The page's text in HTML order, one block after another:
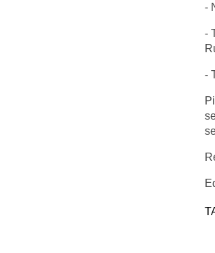
-
-
-